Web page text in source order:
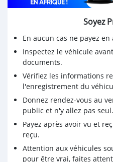
Soyez
En aucun cas ne payez en
Inspectez le véhicule
documents.
Vérifiez les informations
l'enregistrement du
Donnez rendez-vous au
public et n'y allez pas seul.
Payez après avoir vu et
reçu.
Attention aux véhicules
pour être vrai, faites